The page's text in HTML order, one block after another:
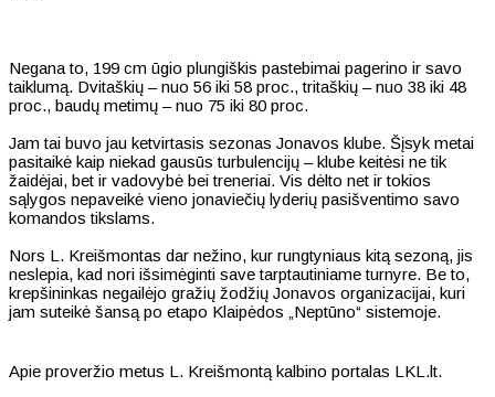
Negana to, 199 cm ūgio plungiškis pastebimai pagerino ir savo
taiklumą. Dvitaškių – nuo 56 iki 58 proc., tritaškių – nuo 38 iki 48
proc., baudų metimų – nuo 75 iki 80 proc.
Jam tai buvo jau ketvirtasis sezonas Jonavos klube. Šįsyk metai
pasitaikė kaip niekad gausūs turbulencijų – klube keitėsi ne tik
žaidėjai, bet ir vadovybė bei treneriai. Vis dėlto net ir tokios
sąlygos nepaveikė vieno jonaviečių lyderių pasišventimo savo
komandos tikslams.
Nors L. Kreišmontas dar nežino, kur rungtyniaus kitą sezoną, jis
neslepia, kad nori išsimėginti save tarptautiniame turnyre. Be to,
krepšininkas negailėjo gražių žodžių Jonavos organizacijai, kuri
jam suteikė šansą po etapo Klaipėdos „Neptūno“ sistemoje.
Apie proveržio metus L. Kreišmontą kalbino portalas LKL.lt.